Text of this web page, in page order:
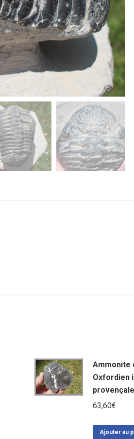
Ammonite
Oxfordien
63,60€
Ajouter au